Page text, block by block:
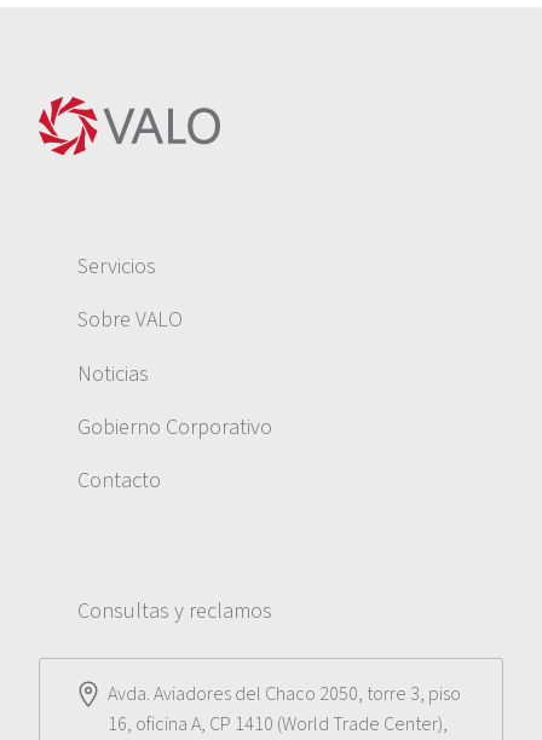
Servicios
Sobre VALO
Noticias
Gobierno Corporativo
Contacto
Consultas y reclamos
Avda. Aviadores del Chaco 2050, torre 3, piso
16, oficina A, CP 1410 (World Trade Center),